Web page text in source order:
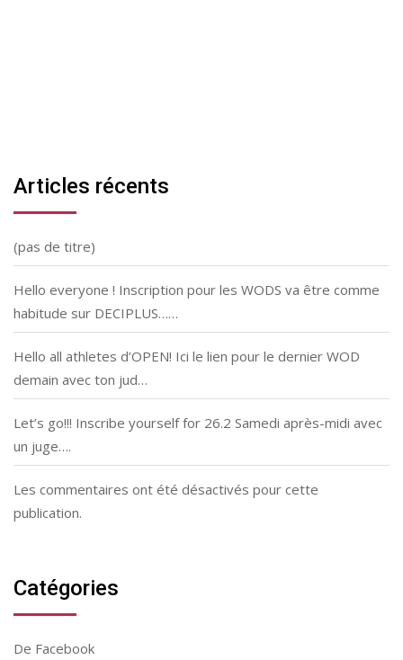
Articles récents
(pas de titre)
Hello everyone ! Inscription pour les WODS va être comme
habitude sur DECIPLUS……
Hello all athletes d’OPEN! Ici le lien pour le dernier WOD
demain avec ton jud…
Let’s go!!! Inscribe yourself for 26.2 Samedi après-midi avec
un juge….
Les commentaires ont été désactivés pour cette
publication.
Catégories
De Facebook